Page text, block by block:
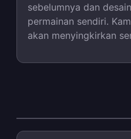
sebelumnya dan
permainan sendiri.
akan menyingkirkan